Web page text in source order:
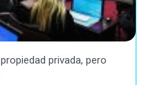
privada, pero